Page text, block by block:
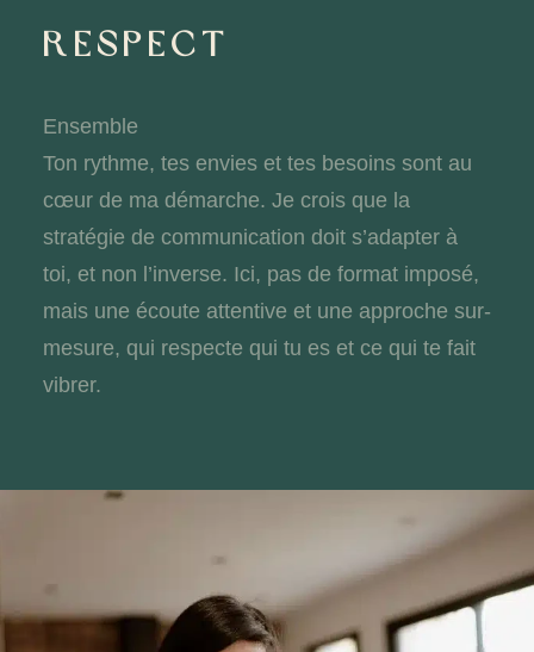
RESPECT
Ensemble
Ton rythme, tes envies et tes besoins sont au
cœur de ma démarche. Je crois que la
stratégie de communication doit s’adapter à
toi, et non l’inverse. Ici, pas de format imposé,
mais une écoute attentive et une approche sur-
mesure, qui respecte qui tu es et ce qui te fait
vibrer.